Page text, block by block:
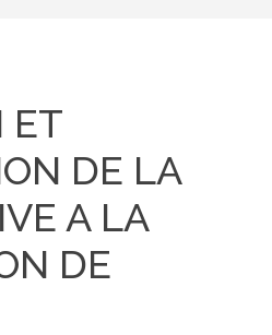
ET
DE LA
A LA
DE